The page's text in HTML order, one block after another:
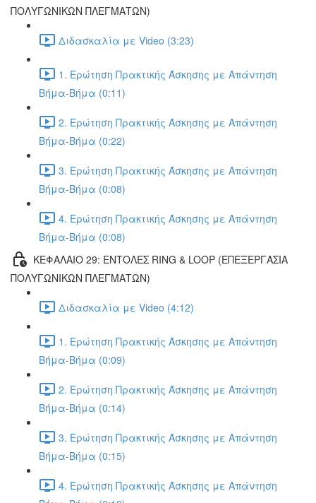
ΠΟΛΥΓΩΝΙΚΩΝ ΠΛΕΓΜΑΤΩΝ)
Διδασκαλία με Video (3:23)
1. Ερώτηση Πρακτικής Άσκησης με Απάντηση
Βήμα-Βήμα (0:11)
2. Ερώτηση Πρακτικής Άσκησης με Απάντηση
Βήμα-Βήμα (0:22)
3. Ερώτηση Πρακτικής Άσκησης με Απάντηση
Βήμα-Βήμα (0:08)
4. Ερώτηση Πρακτικής Άσκησης με Απάντηση
Βήμα-Βήμα (0:08)
ΚΕΦΑΛΑΙΟ 29: ΕΝΤΟΛΕΣ RING & LOOP (ΕΠΕΞΕΡΓΑΣΙΑ
ΠΟΛΥΓΩΝΙΚΩΝ ΠΛΕΓΜΑΤΩΝ)
Διδασκαλία με Video (4:12)
1. Ερώτηση Πρακτικής Άσκησης με Απάντηση
Βήμα-Βήμα (0:09)
2. Ερώτηση Πρακτικής Άσκησης με Απάντηση
Βήμα-Βήμα (0:14)
3. Ερώτηση Πρακτικής Άσκησης με Απάντηση
Βήμα-Βήμα (0:15)
4. Ερώτηση Πρακτικής Άσκησης με Απάντηση